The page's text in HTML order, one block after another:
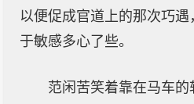
以便促成官道上的那次巧
于敏感多心了些。
范闲苦笑着靠在马车